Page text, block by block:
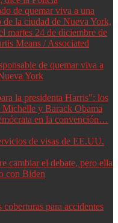
de quemar viva a
York
la presidenta Harris": los
Michelle y Barack Obama
en la convención…
de visas de EE.UU.
cambiar el debate, pero ella
con Biden
para accidentes